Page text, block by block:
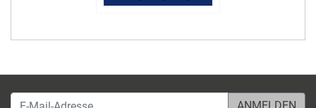
E-Mail-Adresse